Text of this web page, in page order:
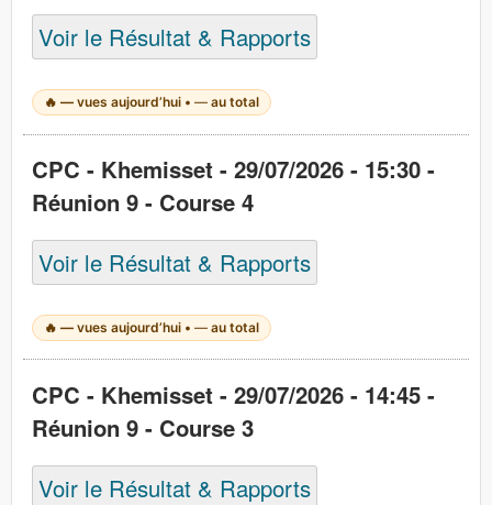
Voir le Résultat & Rapports
🔥— vues aujourd’hui •— au total
CPC - Khemisset - 29/07/2026 - 15:30 -
Réunion 9 - Course 4
Voir le Résultat & Rapports
🔥— vues aujourd’hui •— au total
CPC - Khemisset - 29/07/2026 - 14:45 -
Réunion 9 - Course 3
Voir le Résultat & Rapports